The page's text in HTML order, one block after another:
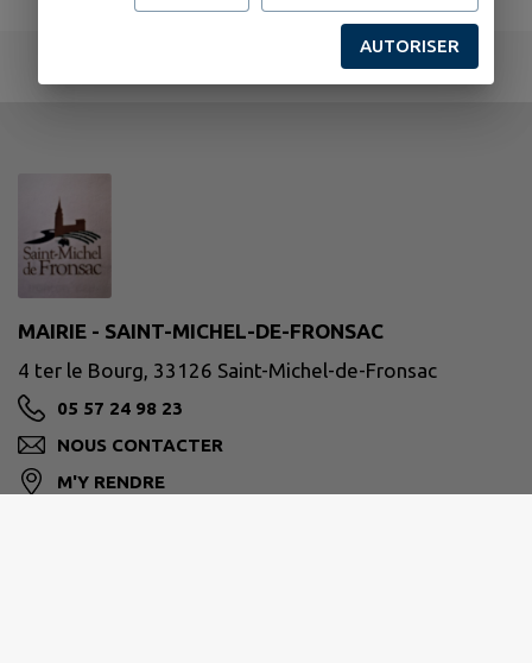
MAIRIE - SAINT-MICHEL-DE-FRONSAC
4 ter le Bourg, 33126 Saint-Michel-de-Fronsac
05 57 24 98 23
NOUS CONTACTER
M'Y RENDRE
AUTORISER